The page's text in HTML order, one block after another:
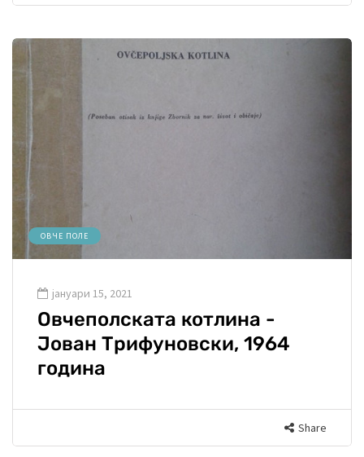
ОВЧЕ ПОЛЕ
јануари 15, 2021
Овчеполската котлина -
Јован Трифуновски, 1964
година
Share